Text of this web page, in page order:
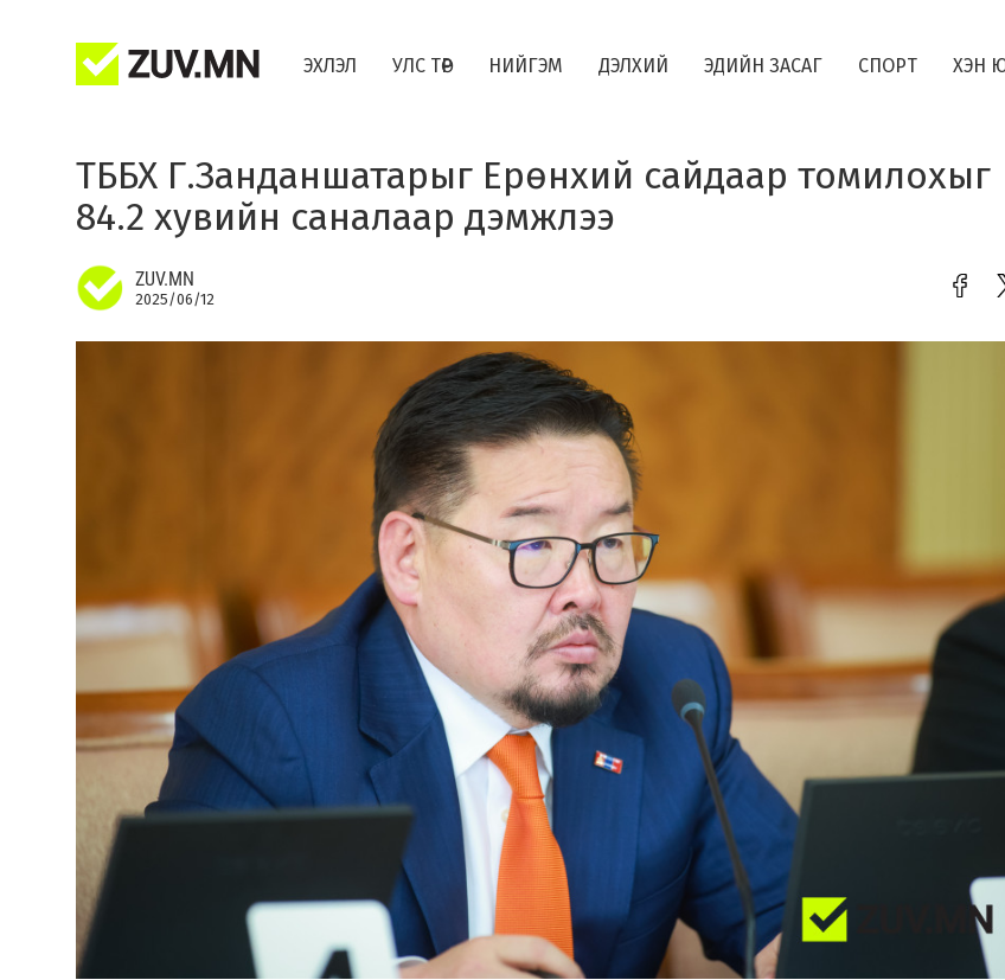
ЭХЛЭЛ УЛС ТӨР НИЙГЭМ ДЭЛХИЙ ЭДИЙН ЗАСАГ СПОРТ ХЭН
ТББХ Г.Занданшатарыг Ерөнхий сайдаар томилохыг
84.2 хувийн саналаар дэмжлээ
ZUV.MN
2025/06/12